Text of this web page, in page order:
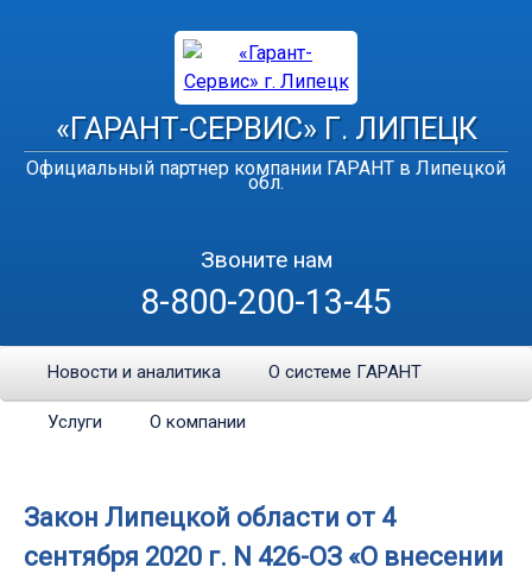
«ГАРАНТ-СЕРВИС» Г. ЛИПЕЦК
Официальный партнер компании ГАРАНТ в Липецкой
обл.
Звоните нам
8-800-200-13-45
Новости и аналитика О системе ГАРАНТ
Услуги О компании
Закон Липецкой области от 4
сентября 2020 г. N 426-ОЗ «О внесении